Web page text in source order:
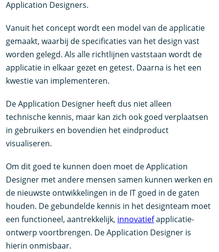
Application Designers.
Vanuit het concept wordt een model van de applicatie
gemaakt, waarbij de specificaties van het design vast
worden gelegd. Als alle richtlijnen vaststaan wordt de
applicatie in elkaar gezet en getest. Daarna is het een
kwestie van implementeren.
De Application Designer heeft dus niet alleen
technische kennis, maar kan zich ook goed verplaatsen
in gebruikers en bovendien het eindproduct
visualiseren.
Om dit goed te kunnen doen moet de Application
Designer met andere mensen samen kunnen werken en
de nieuwste ontwikkelingen in de IT goed in de gaten
houden. De gebundelde kennis in het designteam moet
een functioneel, aantrekkelijk, innovatiefapplicatie-
ontwerp voortbrengen. De Application Designer is
hierin onmisbaar.